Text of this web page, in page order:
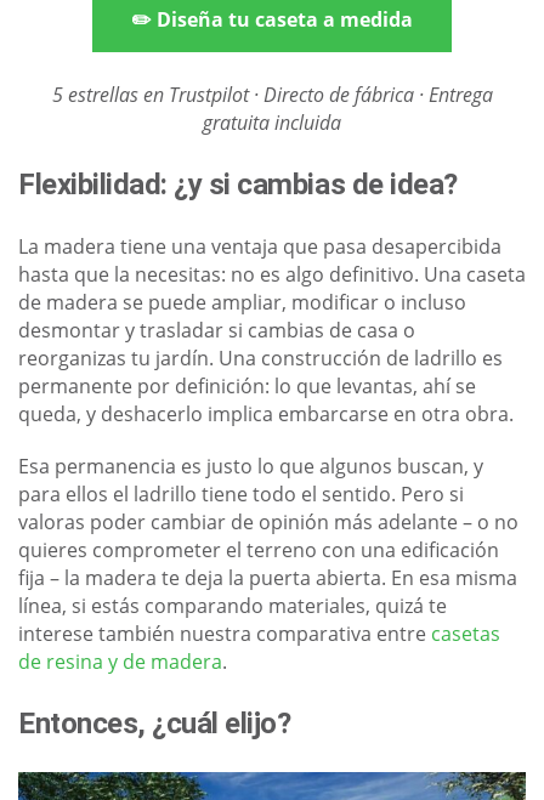
✏️ Diseña tu caseta a medida
5 estrellas en Trustpilot · Directo de fábrica · Entrega
gratuita incluida
Flexibilidad: ¿y si cambias de idea?
La madera tiene una ventaja que pasa desapercibida
hasta que la necesitas: no es algo definitivo. Una caseta
de madera se puede ampliar, modificar o incluso
desmontar y trasladar si cambias de casa o
reorganizas tu jardín. Una construcción de ladrillo es
permanente por definición: lo que levantas, ahí se
queda, y deshacerlo implica embarcarse en otra obra.
Esa permanencia es justo lo que algunos buscan, y
para ellos el ladrillo tiene todo el sentido. Pero si
valoras poder cambiar de opinión más adelante – o no
quieres comprometer el terreno con una edificación
fija – la madera te deja la puerta abierta. En esa misma
línea, si estás comparando materiales, quizá te
interese también nuestra comparativa entre casetas
de resina y de madera.
Entonces, ¿cuál elijo?